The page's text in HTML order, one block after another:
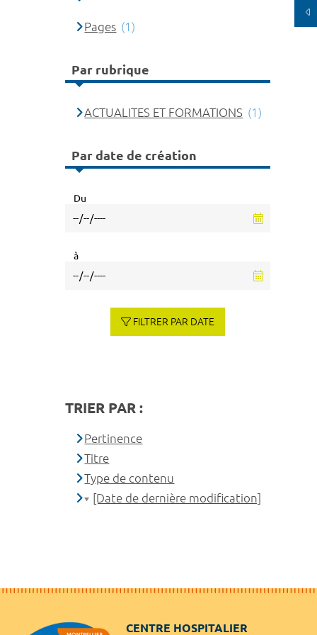
Pages (1)
Par rubrique
ACTUALITES ET FORMATIONS (1)
Par date de création
Du
à
FILTRER PAR DATE
TRIER PAR :
Pertinence
Titre
Type de contenu
[Date de dernière modification]
CENTRE HOSPITALIER